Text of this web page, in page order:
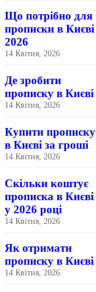
Що потрібно для
прописки в Києві
2026
14 Квітня, 2026
Де зробити
прописку в Києві
14 Квітня, 2026
Купити прописку
в Києві за гроші
14 Квітня, 2026
Скільки коштує
прописка в Києві
у 2026 році
14 Квітня, 2026
Як отримати
прописку в Києві
14 Квітня, 2026